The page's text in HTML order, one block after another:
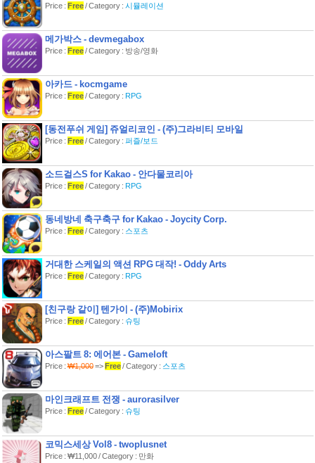
을 사용했어요!
공합니다
▶독특한 6인의 캐릭터!
적들과 싸워봐요
▶보스라면 3단변신!
보스를 만나보세요.
▶매니아라면 3회차에 도전!
요
진짜 매니아라면 최종 스테이지 까지 도
전해 보세요.
▶개성 넘치는 분위기
전국시대의 환상적인 분위기를 느낄수
있어요.
[ 조작방법 ]
- 화면 슬라이드로 캐릭터 이동
손맛 넘치는 베스트 오락실 슈팅 아케이
[Facebook]
https://www.facebook.com/Tengaiplaykr
★주의사항★
1. 해당 애플리케이션은 싱글 콘텐츠로
휴대 전화를 교체하거나
이터가 삭제되어 초기화됩니다.
(부분 유료 구매 및 전환 상품 포함)
Price : Free/ Category : 시뮬레이션
메가박스 - devmegabox
Price : Free/ Category : 방송/영화
아카드 - kocmgame
Price : Free/ Category : RPG
[동전푸쉬 게임] 쥬얼리코인 - (주)그라비티 모바일
Price : Free/ Category : 퍼즐/보드
소드걸스S for Kakao - 안다물코리아
Price : Free/ Category : RPG
동네방네 축구축구 for Kakao - Joycity Corp.
Price : Free/ Category : 스포츠
거대한 스케일의 액션 RPG 대작! - Oddy Arts
Price : Free/ Category : RPG
[친구랑 같이] 텐가이 - (주)Mobirix
Price : Free/ Category : 슈팅
아스팔트 8: 에어본 - Gameloft
Price :₩1,000=>Free/ Category : 스포츠
마인크래프트 전쟁 - aurorasilver
Price : Free/ Category : 슈팅
코믹스세상 Vol8 - twoplusnet
Price : ₩11,000 / Category : 만화